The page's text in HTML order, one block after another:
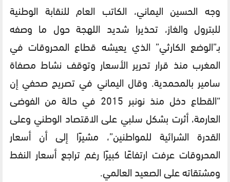
وجه الحسين اليماني، الكاتب العام للنقابة الوطنية
للبترول والغاز، تحذيرا شديد اللهجة حول ما وصفه
بـ”الوضع الكارثي” الذي يعيشه قطاع المحروقات في
المغرب منذ قرار تحرير الأسعار وتوقف نشاط مصفاة
سامير بالمحمدية. وقال اليماني في تصريح صحفي إن
“القطاع دخل منذ نونبر 2015 في حالة من الفوضى
العارمة، أثرت بشكل سلبي على الاقتصاد الوطني وعلى
القدرة الشرائية للمواطنين”، مشيرًا إلى أن أسعار
المحروقات عرفت ارتفاعًا كبيرًا رغم تراجع أسعار النفط
ومشتقاته على الصعيد العالمي.